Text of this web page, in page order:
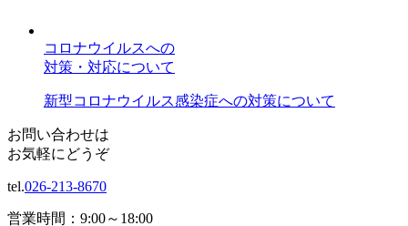
コロナウイルスへの
対策・対応について
新型コロナウイルス感染症への対策について
お問い合わせは
お気軽にどうぞ
tel.026-213-8670
営業時間：9:00～18:00